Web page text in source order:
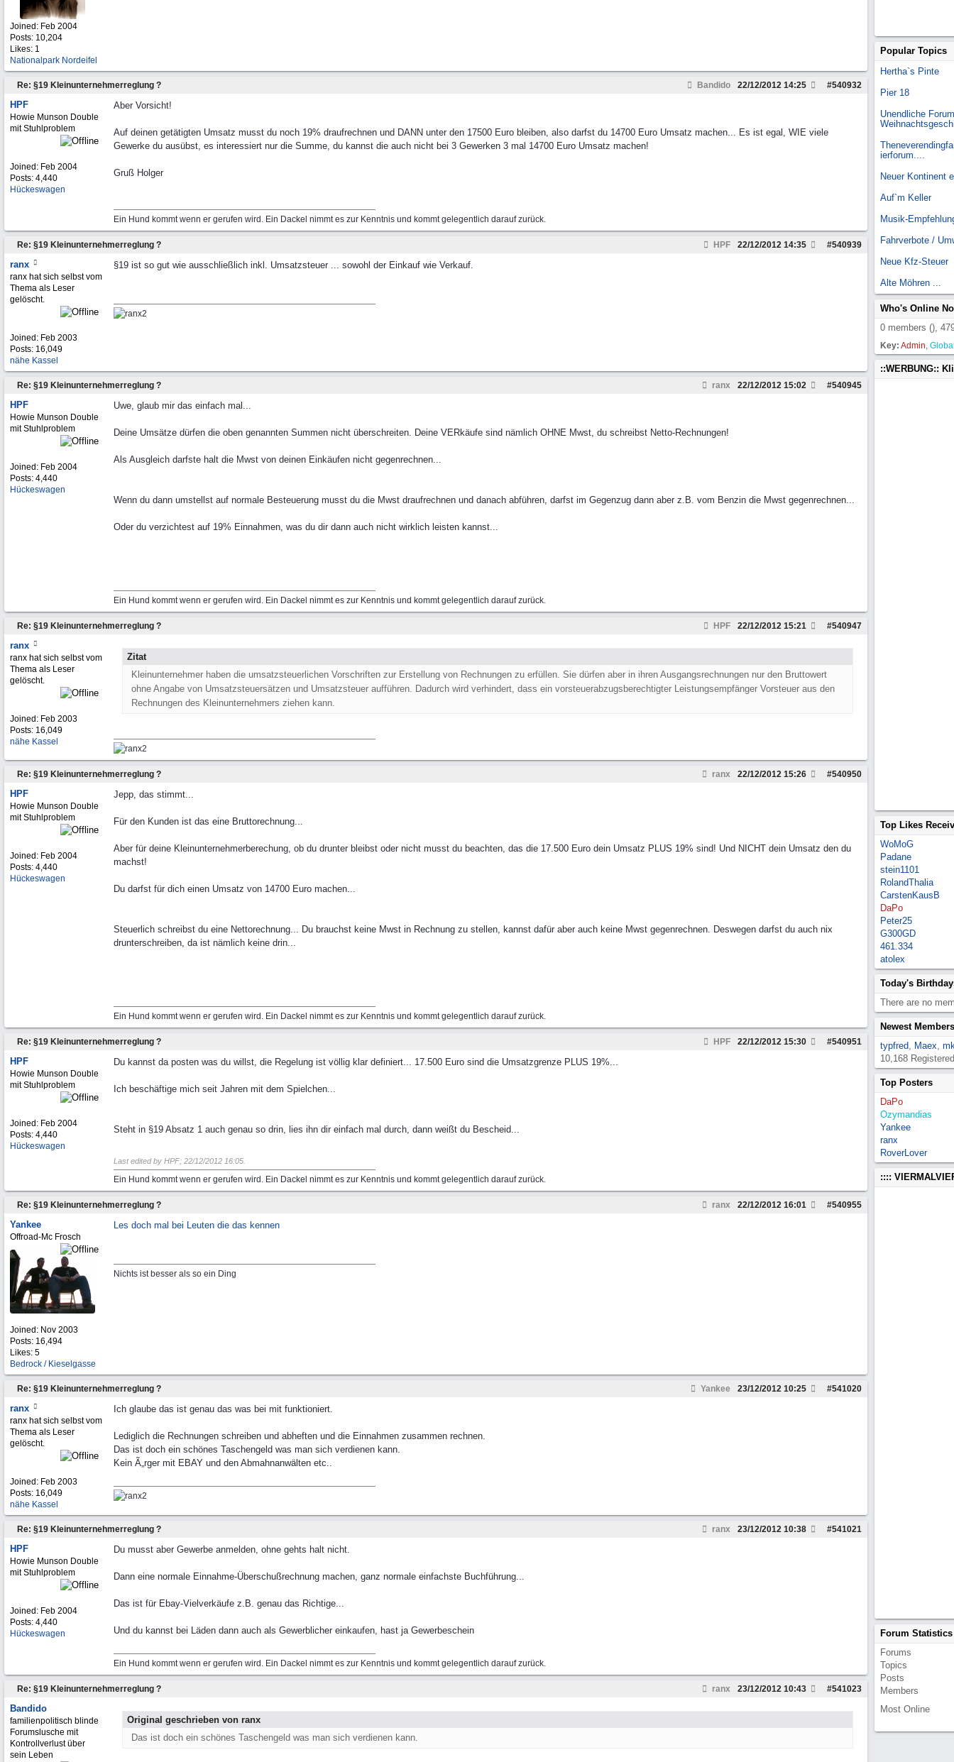
Joined: Feb 2004
Posts: 10,204
Likes: 1
Nationalpark Nordeifel
Re: §19 Kleinunternehmerreglung ? Bandido #540932
22/12/2012 14:25
HPF
Howie Munson Double
mit Stuhlproblem
Joined: Feb 2004
Posts: 4,440
Hückeswagen
Aber Vorsicht!
Auf deinen getätigten Umsatz musst du noch 19% draufrechnen und DANN unter den 17500 Euro bleiben, also darfst du 14700 Euro Umsatz machen... Es ist egal, WIE viele
Gewerke du ausübst, es interessiert nur die Summe, du kannst die auch nicht bei 3 Gewerken 3 mal 14700 Euro Umsatz machen!
Gruß Holger
Ein Hund kommt wenn er gerufen wird. Ein Dackel nimmt es zur Kenntnis und kommt gelegentlich darauf zurück.
Re: §19 Kleinunternehmerreglung ? HPF #540939
22/12/2012 14:35
ranx
ranx hat sich selbst vom
Thema als Leser
gelöscht.
Joined: Feb 2003
Posts: 16,049
nähe Kassel
§19 ist so gut wie ausschließlich inkl. Umsatzsteuer ... sowohl der Einkauf wie Verkauf.
Re: §19 Kleinunternehmerreglung ? ranx #540945
22/12/2012 15:02
HPF
Howie Munson Double
mit Stuhlproblem
Joined: Feb 2004
Posts: 4,440
Hückeswagen
Uwe, glaub mir das einfach mal...
Deine Umsätze dürfen die oben genannten Summen nicht überschreiten. Deine VERkäufe sind nämlich OHNE Mwst, du schreibst Netto-Rechnungen!
Als Ausgleich darfste halt die Mwst von deinen Einkäufen nicht gegenrechnen...
Wenn du dann umstellst auf normale Besteuerung musst du die Mwst draufrechnen und danach abführen, darfst im Gegenzug dann aber z.B. vom Benzin die Mwst gegenrechnen...
Oder du verzichtest auf 19% Einnahmen, was du dir dann auch nicht wirklich leisten kannst...
Ein Hund kommt wenn er gerufen wird. Ein Dackel nimmt es zur Kenntnis und kommt gelegentlich darauf zurück.
Re: §19 Kleinunternehmerreglung ? HPF #540947
22/12/2012 15:21
ranx
ranx hat sich selbst vom
Thema als Leser
gelöscht.
Joined: Feb 2003
Posts: 16,049
nähe Kassel
Zitat
Kleinunternehmer haben die umsatzsteuerlichen Vorschriften zur Erstellung von Rechnungen zu erfüllen. Sie dürfen aber in ihren Ausgangsrechnungen nur den Bruttowert
ohne Angabe von Umsatzsteuersätzen und Umsatzsteuer aufführen. Dadurch wird verhindert, dass ein vorsteuerabzugsberechtigter Leistungsempfänger Vorsteuer aus den
Rechnungen des Kleinunternehmers ziehen kann.
Re: §19 Kleinunternehmerreglung ? ranx #540950
22/12/2012 15:26
HPF
Howie Munson Double
mit Stuhlproblem
Joined: Feb 2004
Posts: 4,440
Hückeswagen
Jepp, das stimmt...
Für den Kunden ist das eine Bruttorechnung...
Aber für deine Kleinunternehmerberechung, ob du drunter bleibst oder nicht musst du beachten, das die 17.500 Euro dein Umsatz PLUS 19% sind! Und NICHT dein Umsatz den du
machst!
Du darfst für dich einen Umsatz von 14700 Euro machen...
Steuerlich schreibst du eine Nettorechnung... Du brauchst keine Mwst in Rechnung zu stellen, kannst dafür aber auch keine Mwst gegenrechnen. Deswegen darfst du auch nix
drunterschreiben, da ist nämlich keine drin...
Ein Hund kommt wenn er gerufen wird. Ein Dackel nimmt es zur Kenntnis und kommt gelegentlich darauf zurück.
Re: §19 Kleinunternehmerreglung ? HPF #540951
22/12/2012 15:30
HPF
Howie Munson Double
mit Stuhlproblem
Joined: Feb 2004
Posts: 4,440
Hückeswagen
Du kannst da posten was du willst, die Regelung ist völlig klar definiert... 17.500 Euro sind die Umsatzgrenze PLUS 19%...
Ich beschäftige mich seit Jahren mit dem Spielchen...
Steht in §19 Absatz 1 auch genau so drin, lies ihn dir einfach mal durch, dann weißt du Bescheid...
Last edited by HPF; 22/12/2012 16:05
Ein Hund kommt wenn er gerufen wird. Ein Dackel nimmt es zur Kenntnis und kommt gelegentlich darauf zurück.
Re: §19 Kleinunternehmerreglung ? ranx #540955
22/12/2012 16:01
Yankee
Offroad-Mc Frosch
Joined: Nov 2003
Posts: 16,494
Likes: 5
Bedrock / Kieselgasse
Les doch mal bei Leuten die das kennen
Nichts ist besser als so ein Ding
Re: §19 Kleinunternehmerreglung ? Yankee #541020
23/12/2012 10:25
ranx
ranx hat sich selbst vom
Thema als Leser
gelöscht.
Joined: Feb 2003
Posts: 16,049
nähe Kassel
Ich glaube das ist genau das was bei mit funktioniert.
Lediglich die Rechnungen schreiben und abheften und die Einnahmen zusammen rechnen.
Das ist doch ein schönes Taschengeld was man sich verdienen kann.
Kein Ã„rger mit EBAY und den Abmahnanwälten etc..
Re: §19 Kleinunternehmerreglung ? ranx #541021
23/12/2012 10:38
HPF
Howie Munson Double
mit Stuhlproblem
Joined: Feb 2004
Posts: 4,440
Hückeswagen
Du musst aber Gewerbe anmelden, ohne gehts halt nicht.
Dann eine normale Einnahme-Überschußrechnung machen, ganz normale einfachste Buchführung...
Das ist für Ebay-Vielverkäufe z.B. genau das Richtige...
Und du kannst bei Läden dann auch als Gewerblicher einkaufen, hast ja Gewerbeschein
Ein Hund kommt wenn er gerufen wird. Ein Dackel nimmt es zur Kenntnis und kommt gelegentlich darauf zurück.
Re: §19 Kleinunternehmerreglung ? ranx #541023
23/12/2012 10:43
Bandido
familienpolitisch blinde
Forumslusche mit
Kontrollverlust über
sein Leben
Original geschrieben von ranx
Das ist doch ein schönes Taschengeld was man sich verdienen kann.
Popular Topics
Hertha`s Pinte
Pier 18
Unendliche
ierforum....
Neuer Kontinent
Auf`m Keller
Musik-
Fahrverbote /
Neue Kfz-Steuer
Alte Möhren ...
Who's Online
0 members (),
Key: Admin,
::WERBUNG::
Top Likes
WoMoG
Padane
stein1101
RolandThalia
CarstenKausB
DaPo
Peter25
G300GD
461.334
atolex
Today's
There are no
Newest Members
typfred, Maex,
10,168
Top Posters
DaPo
Ozymandias
Yankee
ranx
RoverLover
::::
Forum Statistics
Forums
Topics
Posts
Members
Most Online